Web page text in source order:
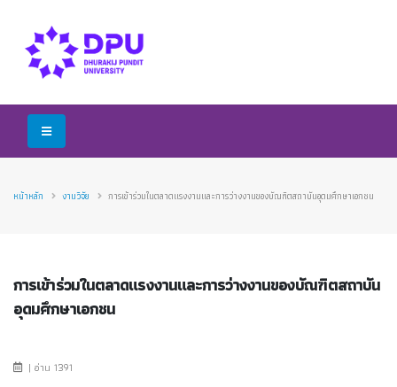
หน้าหลัก งานวิจัย การเข้าร่วมในตลาดแรงงานและการว่างงานของบัณฑิตสถาบันอุดมศึกษาเอกชน
การเข้าร่วมในตลาดแรงงานและการว่างงานของบัณฑิตสถาบัน
อุดมศึกษาเอกชน
| อ่าน 1391